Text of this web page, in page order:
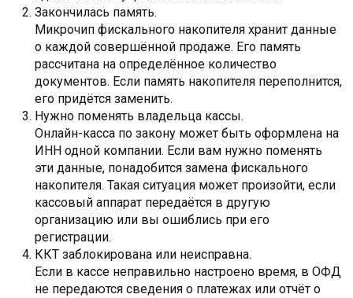
Закончилась память.
Микрочип фискального накопителя хранит данные
о каждой совершённой продаже. Его память
рассчитана на определённое количество
документов. Если память накопителя переполнится,
его придётся заменить.
Нужно поменять владельца кассы.
Онлайн-касса по закону может быть оформлена на
ИНН одной компании. Если вам нужно поменять
эти данные, понадобится замена фискального
накопителя. Такая ситуация может произойти, если
кассовый аппарат передаётся в другую
организацию или вы ошиблись при его
регистрации.
ККТ заблокирована или неисправна.
Если в кассе неправильно настроено время, в ОФД
не передаются сведения о платежах или отчёт о